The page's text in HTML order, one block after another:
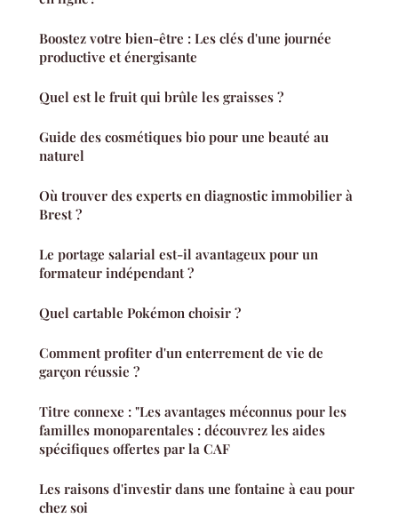
Boostez votre bien-être : Les clés d'une journée
productive et énergisante
Quel est le fruit qui brûle les graisses ?
Guide des cosmétiques bio pour une beauté au
naturel
Où trouver des experts en diagnostic immobilier à
Brest ?
Le portage salarial est-il avantageux pour un
formateur indépendant ?
Quel cartable Pokémon choisir ?
Comment profiter d'un enterrement de vie de
garçon réussie ?
Titre connexe : "Les avantages méconnus pour les
familles monoparentales : découvrez les aides
spécifiques offertes par la CAF
Les raisons d'investir dans une fontaine à eau pour
chez soi